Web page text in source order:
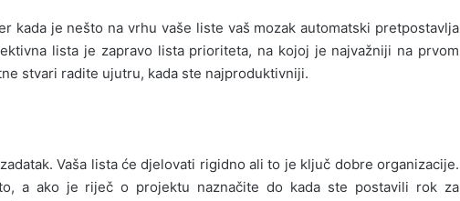
kada je nešto na vrhu vaše liste vaš mozak automatski pretpostavlja
lista je zapravo lista prioriteta, na kojoj je najvažniji na prvom
stvari radite ujutru, kada ste najproduktivniji.
Vaša lista će djelovati rigidno ali to je ključ dobre organizacije.
a ako je riječ o projektu naznačite do kada ste postavili rok za